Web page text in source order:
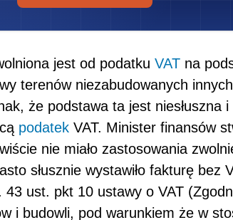
jest od podatku VAT na
terenów niezabudowanych
że podstawa ta jest niesłuszna i
podatek VAT. Minister finansów
nie miało zastosowania
słusznie wystawiło fakturę bez
43 ust. pkt 10 ustawy o VAT
i budowli, pod warunkiem że w